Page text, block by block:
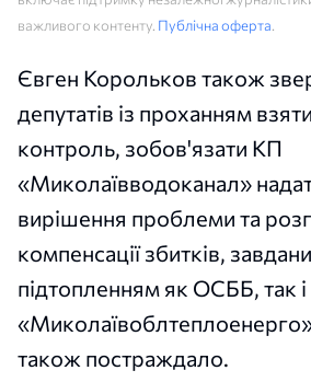
важливого контенту. Публічна оферта.
Євген Корольков також
депутатів із проханням
контроль, зобов'язати КП
«Миколаївводоканал»
вирішення проблеми та
компенсації збитків,
підтопленням як ОСББ, так і
також постраждало.